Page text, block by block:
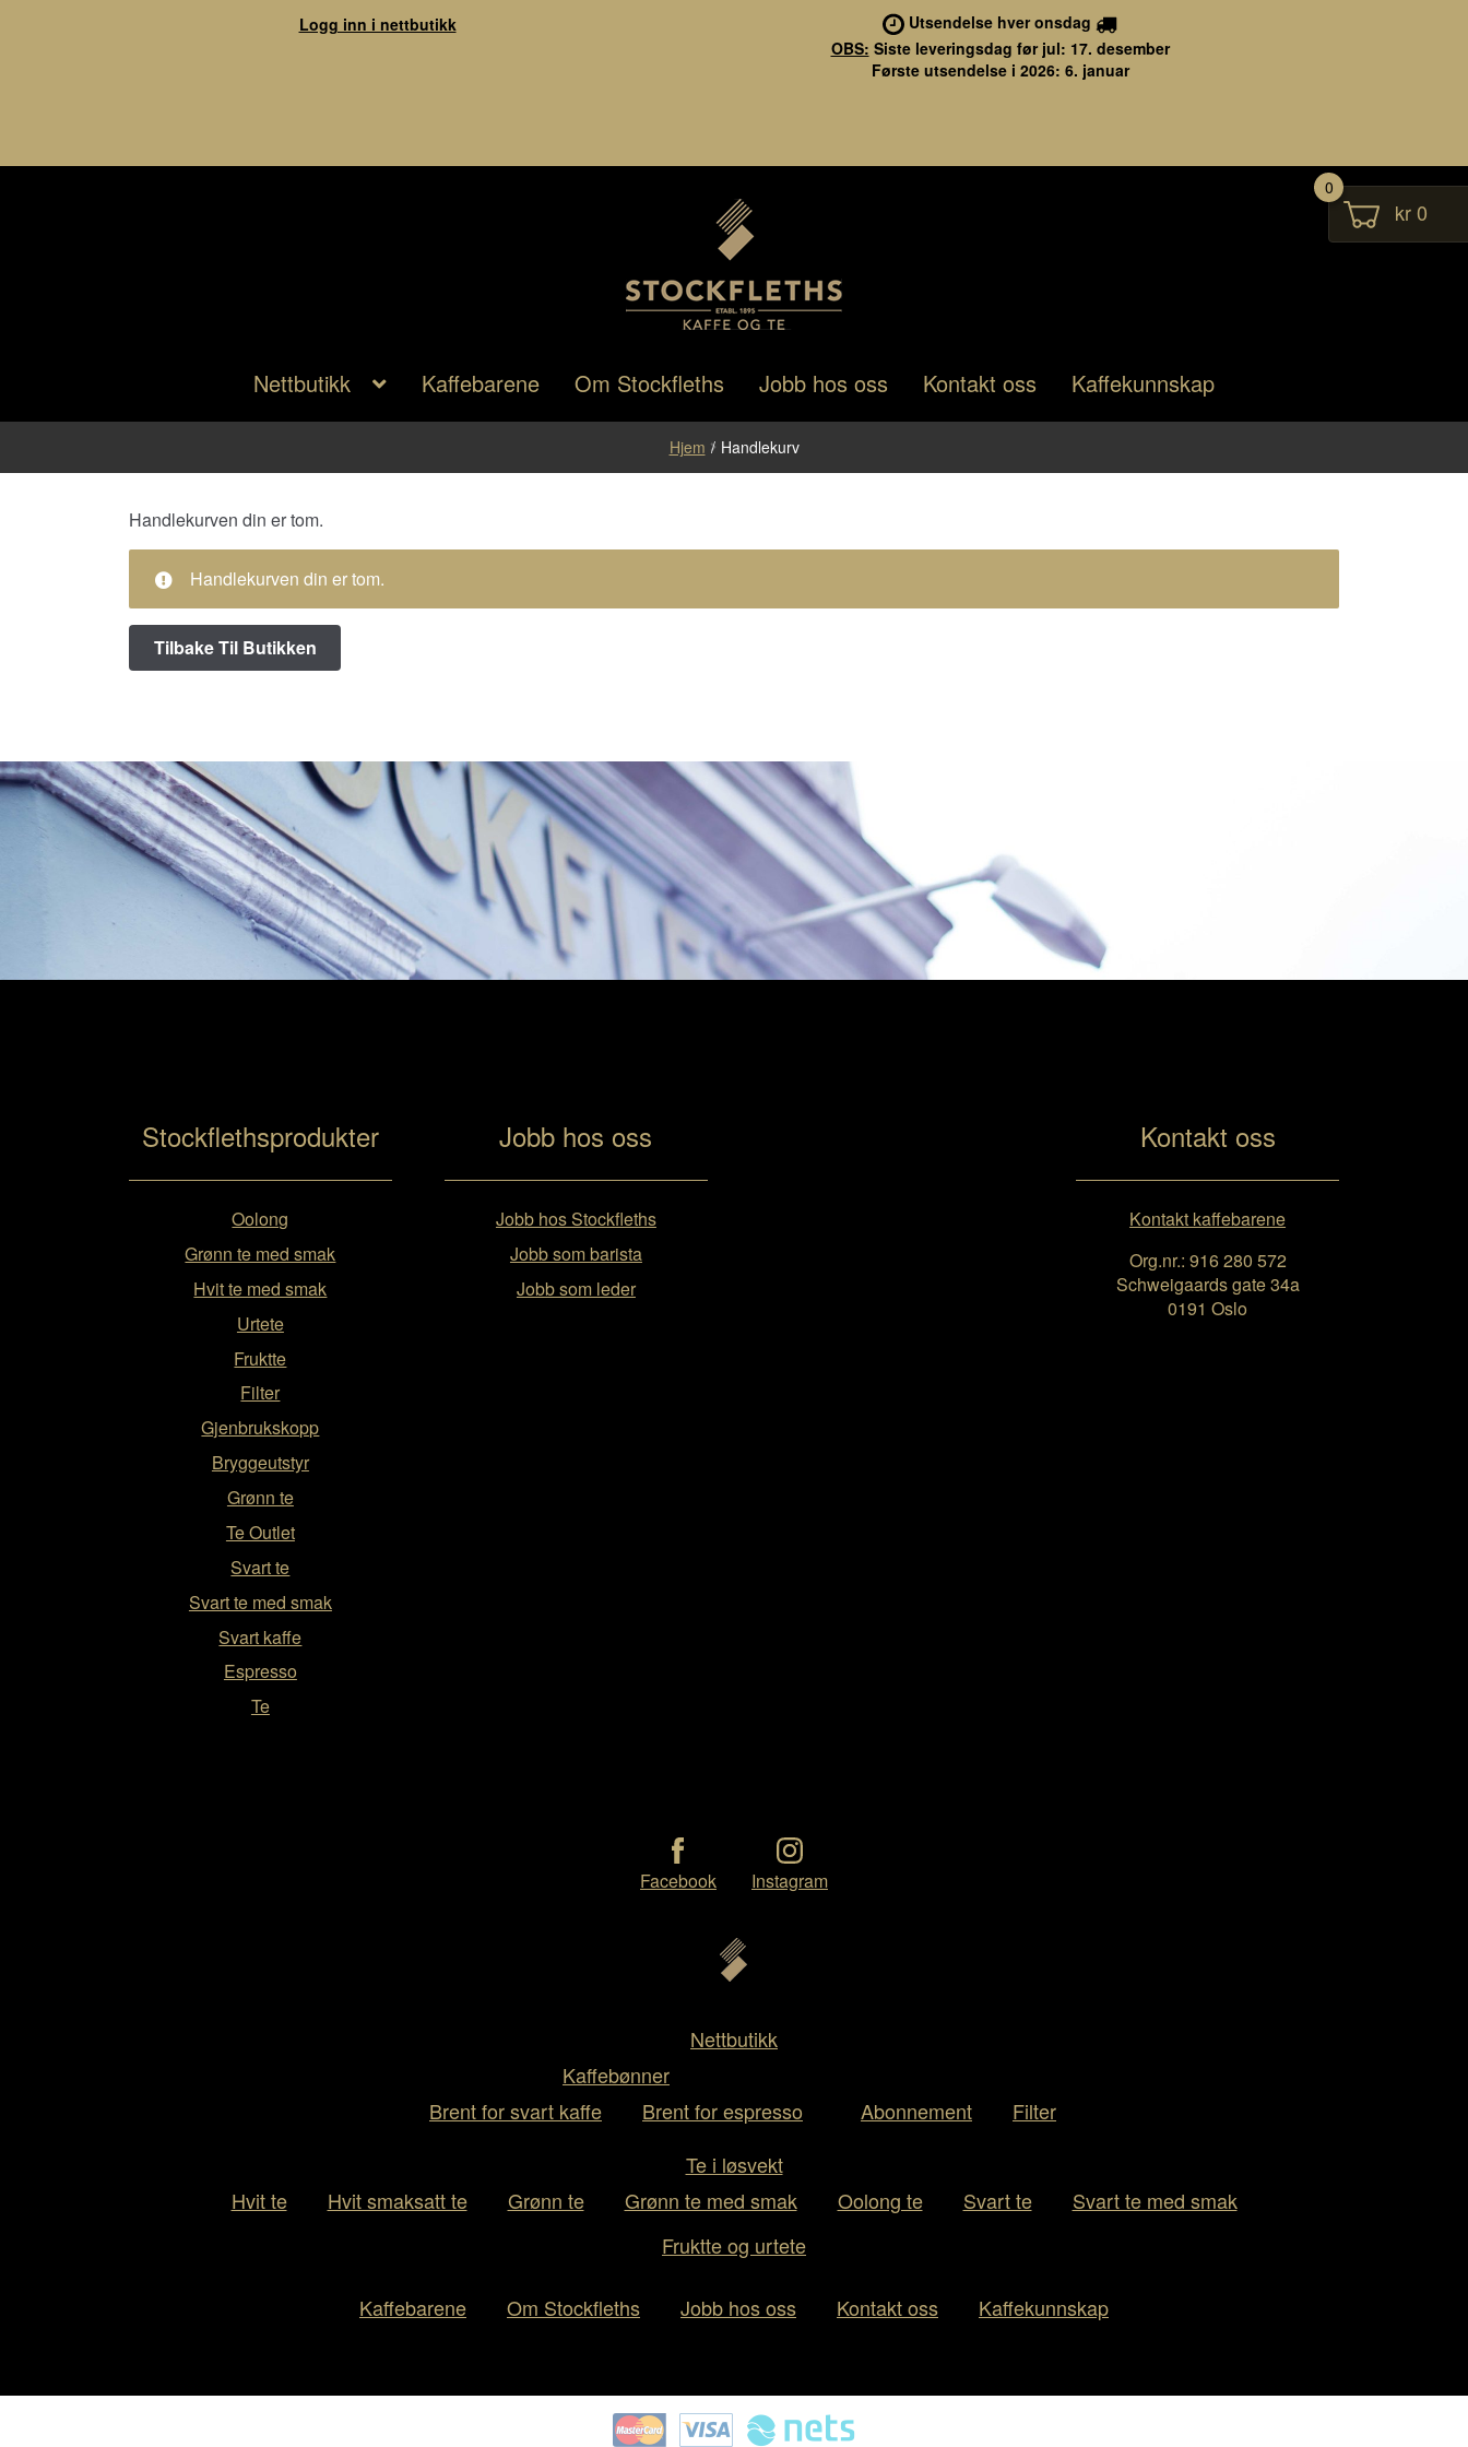
Logg inn i nettbutikk
Utsendelse hver onsdag
OBS: Siste leveringsdag før jul: 17. desember
Første utsendelse i 2026: 6. januar
Nettbutikk Kaffebarene Om Stockfleths Jobb hos oss Kontakt oss Kaffekunnskap
kr 0
0
Hjem / Handlekurv
Handlekurven din er tom.
Handlekurven din er tom.
Tilbake Til Butikken
Stockflethsprodukter
Oolong
Grønn te med smak
Hvit te med smak
Urtete
Fruktte
Filter
Gjenbrukskopp
Bryggeutstyr
Grønn te
Te Outlet
Svart te
Svart te med smak
Svart kaffe
Espresso
Te
Jobb hos oss
Jobb hos Stockfleths
Jobb som barista
Jobb som leder
Kontakt oss
Kontakt kaffebarene
Org.nr.: 916 280 572
Schweigaards gate 34a
0191 Oslo
Facebook Instagram
Nettbutikk
Kaffebønner
Brent for svart kaffe
Brent for espresso Abonnement
Filter
Te i løsvekt
Hvit te
Hvit smaksatt te Grønn te Grønn te med smak Oolong te Svart te
Svart te med smak
Fruktte og urtete
Kaffebarene Om Stockfleths Jobb hos oss Kontakt oss Kaffekunnskap